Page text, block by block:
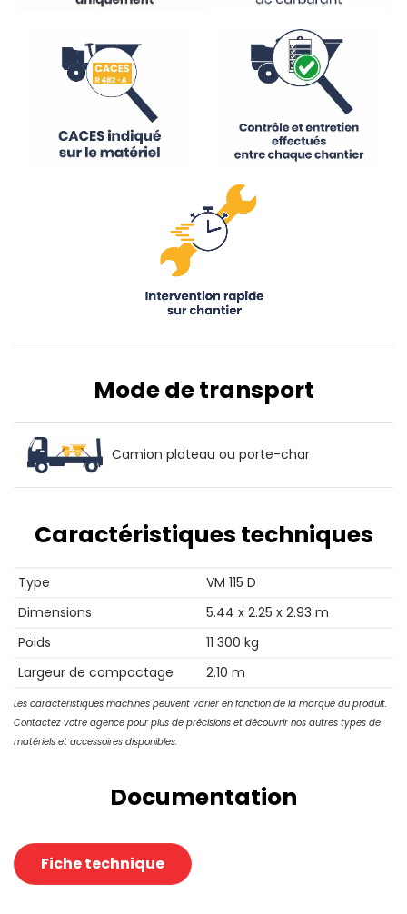
Mode de transport
Camion plateau ou porte-char
Caractéristiques techniques
Type
VM 115 D
Dimensions
5.44 x 2.25 x 2.93 m
Poids
11 300 kg
Largeur de compactage
2.10 m
Les caractéristiques machines peuvent varier en fonction de la marque du produit.
Contactez votre agence pour plus de précisions et découvrir nos autres types de
matériels et accessoires disponibles.
Documentation
Fiche technique